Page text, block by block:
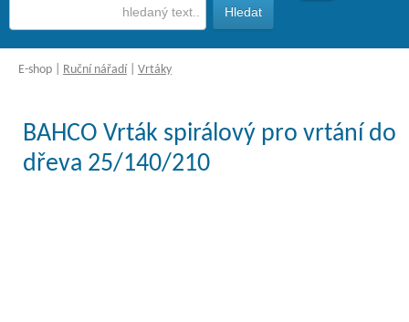
E-shop Ruční nářadí Vrtáky
BAHCO Vrták spirálový pro vrtání do
dřeva 25/140/210